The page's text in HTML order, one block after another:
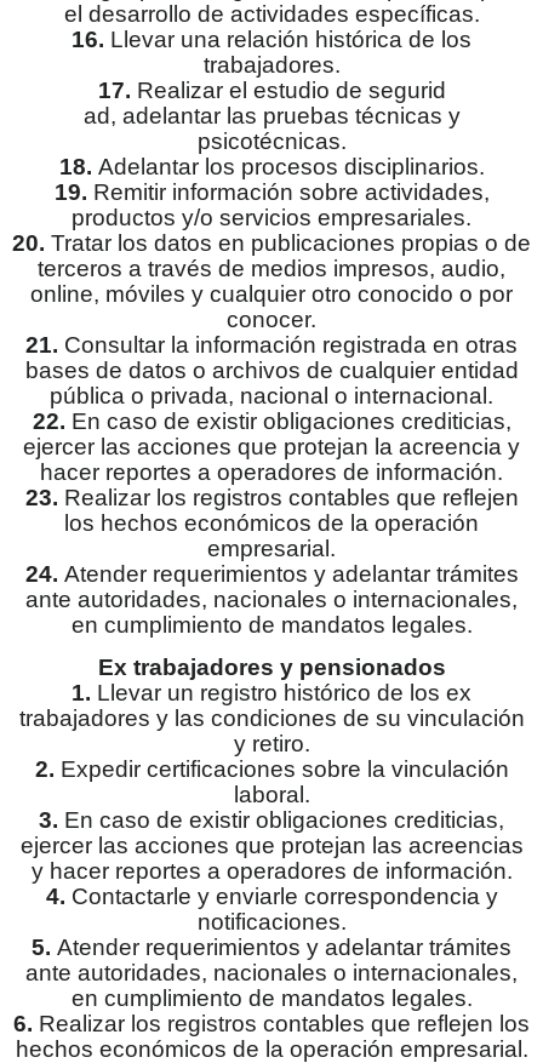
el desarrollo de actividades específicas.
16. Llevar una relación histórica de los
trabajadores.
17. Realizar el estudio de segurid
ad, adelantar las pruebas técnicas y
psicotécnicas.
18. Adelantar los procesos disciplinarios.
19. Remitir información sobre actividades,
productos y/o servicios empresariales.
20. Tratar los datos en publicaciones propias o de
terceros a través de medios impresos, audio,
online, móviles y cualquier otro conocido o por
conocer.
21. Consultar la información registrada en otras
bases de datos o archivos de cualquier entidad
pública o privada, nacional o internacional.
22. En caso de existir obligaciones crediticias,
ejercer las acciones que protejan la acreencia y
hacer reportes a operadores de información.
23. Realizar los registros contables que reflejen
los hechos económicos de la operación
empresarial.
24. Atender requerimientos y adelantar trámites
ante autoridades, nacionales o internacionales,
en cumplimiento de mandatos legales.
Ex trabajadores y pensionados
1. Llevar un registro histórico de los ex
trabajadores y las condiciones de su vinculación
y retiro.
2. Expedir certificaciones sobre la vinculación
laboral.
3. En caso de existir obligaciones crediticias,
ejercer las acciones que protejan las acreencias
y hacer reportes a operadores de información.
4. Contactarle y enviarle correspondencia y
notificaciones.
5. Atender requerimientos y adelantar trámites
ante autoridades, nacionales o internacionales,
en cumplimiento de mandatos legales.
6. Realizar los registros contables que reflejen los
hechos económicos de la operación empresarial.